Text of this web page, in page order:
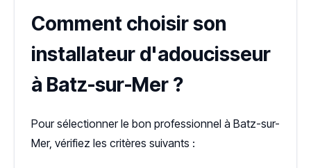
Comment choisir son
installateur d'adoucisseur
à Batz-sur-Mer ?
Pour sélectionner le bon professionnel à Batz-sur-
Mer, vérifiez les critères suivants :